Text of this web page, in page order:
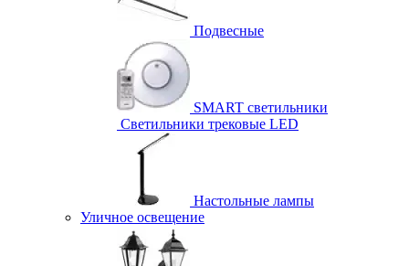
Подвесные
SMART светильники
Светильники трековые LED
Настольные лампы
Уличное освещение